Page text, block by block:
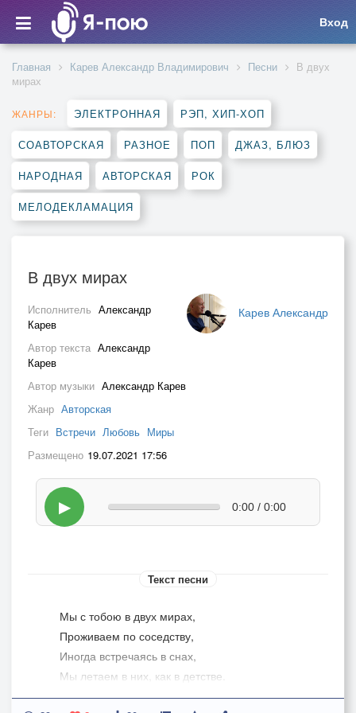
Вход
Главная Карев Александр Владимирович Песни
В двух
мирах
ЖАНРЫ: ЭЛЕКТРОННАЯ РЭП, ХИП-ХОП
СОАВТОРСКАЯ РАЗНОЕ ПОП ДЖАЗ, БЛЮЗ
НАРОДНАЯ АВТОРСКАЯ РОК
МЕЛОДЕКЛАМАЦИЯ
В двух мирах
Карев Александр
Исполнитель Александр
Карев
Автор текста Александр
Карев
Автор музыки Александр Карев
Жанр Авторская
Теги Встречи Любовь Миры
Размещено 19.07.2021 17:56
▶ 0:00 / 0:00
Текст песни
Мы с тобою в двух мирах,
Проживаем по соседству,
Иногда встречаясь в снах,
Мы летаем в них, как в детстве.
Там гуляем по полям,